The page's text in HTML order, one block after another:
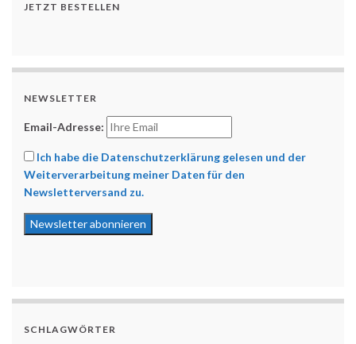
JETZT BESTELLEN
NEWSLETTER
Email-Adresse:
Ich habe die Datenschutzerklärung gelesen und der
Weiterverarbeitung meiner Daten für den
Newsletterversand zu.
SCHLAGWÖRTER